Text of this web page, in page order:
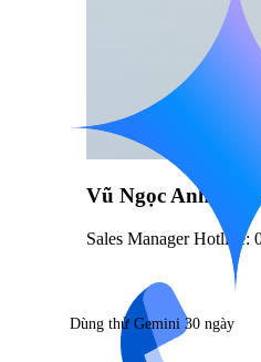
Vũ Ngọc Anh
Sales Manager Hotline:
Dùng thử Gemini 30 ngày